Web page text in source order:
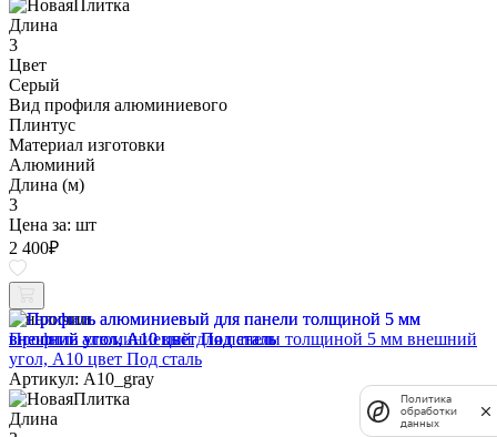
Длина
3
Цвет
Серый
Вид профиля алюминиевого
Плинтус
Материал изготовки
Алюминий
Длина (м)
3
Цена за: шт
2 400₽
В наличии
Профиль алюминиевый для панели толщиной 5 мм внешний
угол, A10 цвет Под сталь
Артикул: A10_gray
Длина
Политика
обработки
данных